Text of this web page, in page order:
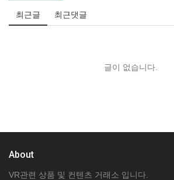
최근글 최근댓글
글이 없습니다.
About
VR관련 상품 및 컨텐츠 거래소 입니다.